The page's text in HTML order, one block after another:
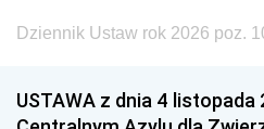
Dziennik Ustaw rok 2026 poz.
USTAWA z dnia 4 listopada